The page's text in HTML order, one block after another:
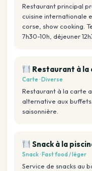
Restaurant principal
cuisine internationale
corse, show cooking.
7h30-10h, déjeuner
Restaurant à la
Carte · Diverse
Restaurant à la carte
alternative aux
saisonnière.
Snack à la
Snack · Fast food / léger
Service de snacks au